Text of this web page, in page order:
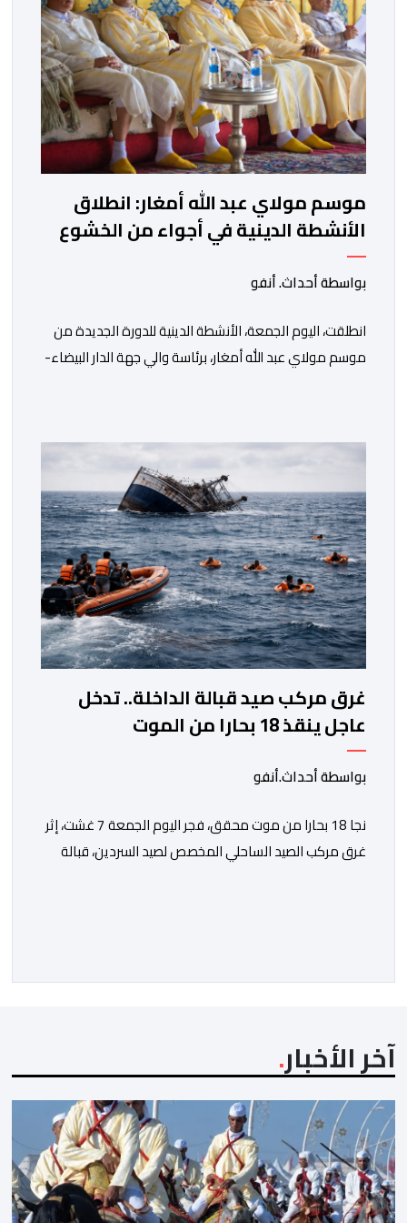
موسم مولاي عبد الله أمغار: انطلاق
الأنشطة الدينية في أجواء من الخشوع
الروحي
بواسطة أحداث. أنفو
انطلقت، اليوم الجمعة، الأنشطة الدينية للدورة الجديدة من
موسم مولاي عبد الله أمغار، برئاسة والي جهة الدار البيضاء-
المحلي للجديدة، وذلك بحضور شخصيات مدنية وعسكرية
ودينية. وجرت مراسيم افتتاح فعاليات الموسم بالخيمة
الرسمية، حيث أُلقيت كلمات كل من رئيس المجلس […]
غرق مركب صيد قبالة الداخلة.. تدخل
عاجل ينقذ 18 بحارا من الموت
بواسطة أحداث.أنفو
نجا 18 بحارا من موت محقق، فجر اليوم الجمعة 7 غشت، إثر
غرق مركب الصيد الساحلي المخصص لصيد السردين، قبالة
آخر الأخبار